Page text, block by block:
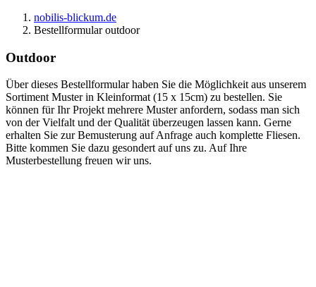
nobilis-blickum.de
Bestellformular outdoor
Outdoor
Über dieses Bestellformular haben Sie die Möglichkeit aus unserem
Sortiment Muster in Kleinformat (15 x 15cm) zu bestellen. Sie
können für Ihr Projekt mehrere Muster anfordern, sodass man sich
von der Vielfalt und der Qualität überzeugen lassen kann. Gerne
erhalten Sie zur Bemusterung auf Anfrage auch komplette Fliesen.
Bitte kommen Sie dazu gesondert auf uns zu. Auf Ihre
Musterbestellung freuen wir uns.